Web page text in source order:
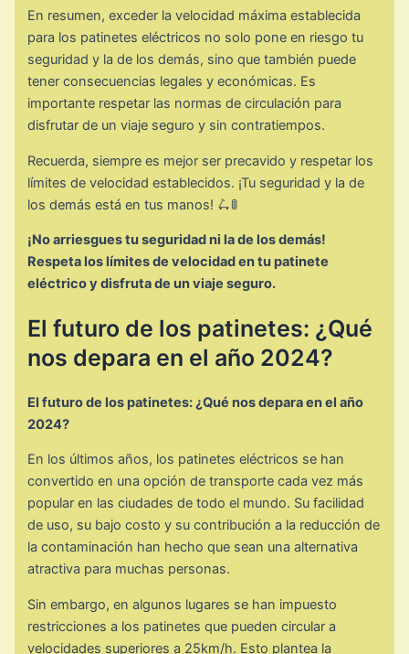
En resumen, exceder la velocidad máxima establecida
para los patinetes eléctricos no solo pone en riesgo tu
seguridad y la de los demás, sino que también puede
tener consecuencias legales y económicas. Es
importante respetar las normas de circulación para
disfrutar de un viaje seguro y sin contratiempos.
Recuerda, siempre es mejor ser precavido y respetar los
límites de velocidad establecidos. ¡Tu seguridad y la de
los demás está en tus manos! 🛴🚦
¡No arriesgues tu seguridad ni la de los demás!
Respeta los límites de velocidad en tu patinete
eléctrico y disfruta de un viaje seguro.
El futuro de los patinetes: ¿Qué
nos depara en el año 2024?
El futuro de los patinetes: ¿Qué nos depara en el año
2024?
En los últimos años, los patinetes eléctricos se han
convertido en una opción de transporte cada vez más
popular en las ciudades de todo el mundo. Su facilidad
de uso, su bajo costo y su contribución a la reducción de
la contaminación han hecho que sean una alternativa
atractiva para muchas personas.
Sin embargo, en algunos lugares se han impuesto
restricciones a los patinetes que pueden circular a
velocidades superiores a 25km/h. Esto plantea la